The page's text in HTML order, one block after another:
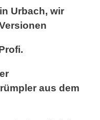
Urbach, wir
aus dem